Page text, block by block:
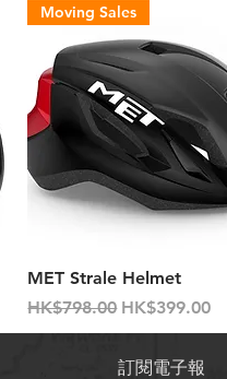
快速瀏覽
Moving Sales
MET Strale Helmet
一般價格
HK$798.00 促銷價格
HK$399.00
訂閱電子報